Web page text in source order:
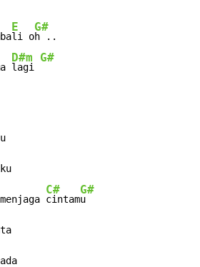
E
li o
G#
D#m
lagi
G#
C#
cintam
G#
u